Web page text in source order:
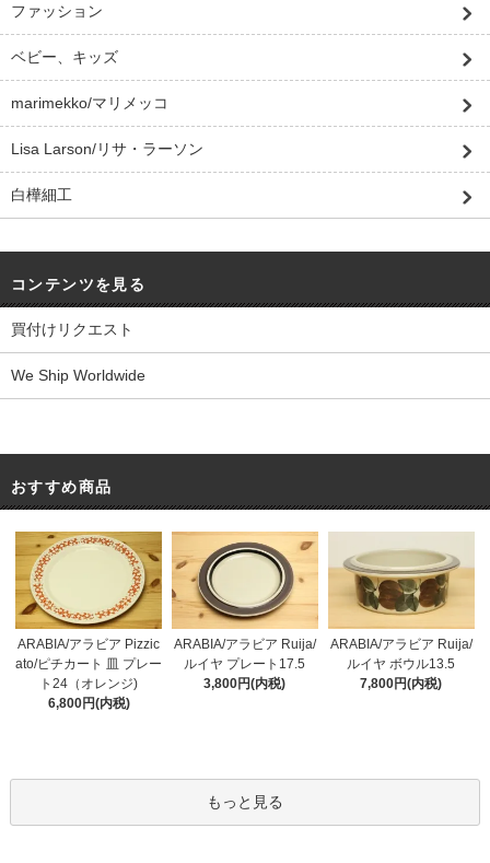
ファッション
ベビー、キッズ
marimekko/マリメッコ
Lisa Larson/リサ・ラーソン
白樺細工
コンテンツを見る
買付けリクエスト
We Ship Worldwide
おすすめ商品
ARABIA/アラビア Pizzic
ato/ピチカート 皿 プレー
ト24（オレンジ)
6,800円(内税)
ARABIA/アラビア Ruija/
ルイヤ プレート17.5
3,800円(内税)
ARABIA/アラビア Ruija/
ルイヤ ボウル13.5
7,800円(内税)
もっと見る